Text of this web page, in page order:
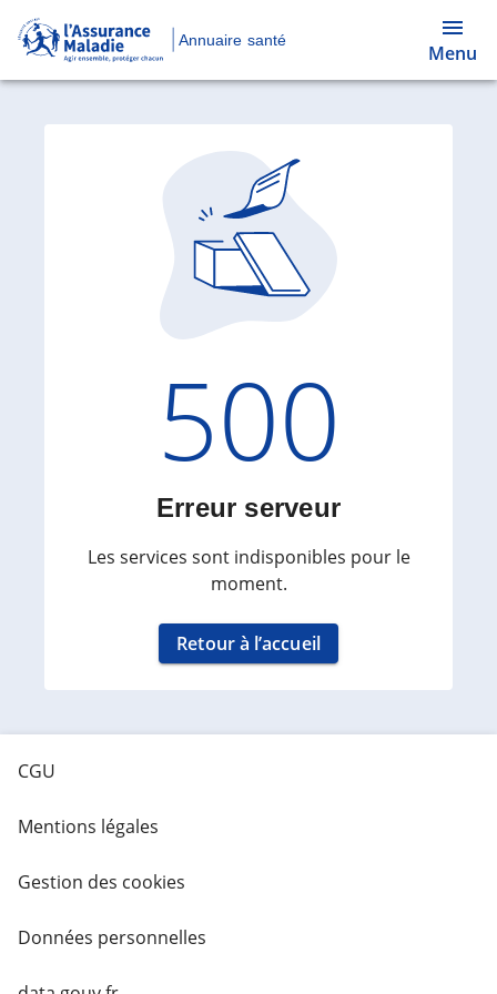
Annuaire santé
Menu
Code
500
Erreur serveur
Les services sont indisponibles pour le
moment.
Retour à l’accueil
CGU
Mentions légales
Gestion des cookies
Données personnelles